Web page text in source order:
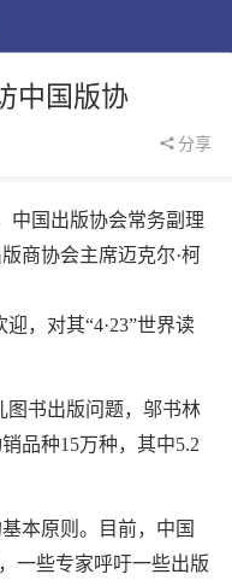
中国版协
分享
中国出版协会常务副理
商协会主席迈克尔·柯
，对其“4·23”世界读
图书出版问题，邬书林
品种15万种，其中5.2
本原则。目前，中国
一些专家呼吁一些出版